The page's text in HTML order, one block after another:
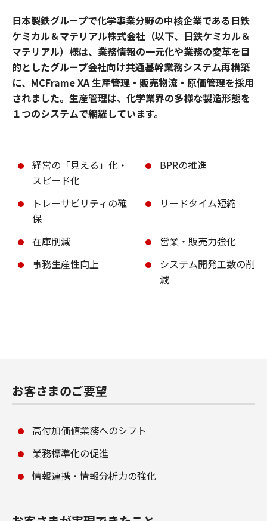
日本製鉄グループで化学事業分野の中核企業である日鉄
ケミカル＆マテリアル株式会社（以下、日鉄ケミカル＆
マテリアル）様は、業務情報の一元化や業務の変革を目
的としたグループ会社向け共通基幹業務システム再構築
に、MCFrame XA 生産管理・販売物流・原価管理を採用
されました。生産管理は、化学業界の多様な製造形態を
１つのシステムで網羅しています。
経営の「見える」化・
スピード化
BPRの推進
トレーサビリティの確
保
リードタイム短縮
在庫削減
営業・販売力強化
事務生産性向上
システム開発工数の削
減
お客さまのご要望
高付加価値業務へのシフト
業務標準化の促進
情報連携・情報分析力の強化